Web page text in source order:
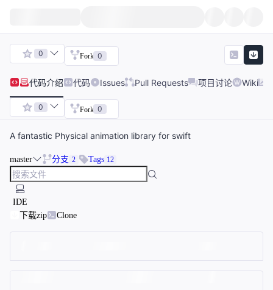
0 Fork 0
代码介绍 代码 Issues Pull Requests 项目讨论 Wiki
0 Fork 0
A fantastic Physical animation library for swift
master 分支 2 Tags 12
IDE
下载zip
Clone